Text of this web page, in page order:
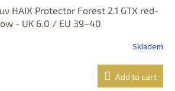
HAIX Protector Forest 2.1 GTX red-
- UK 6.0 / EU 39–40
Skladem
Add to cart